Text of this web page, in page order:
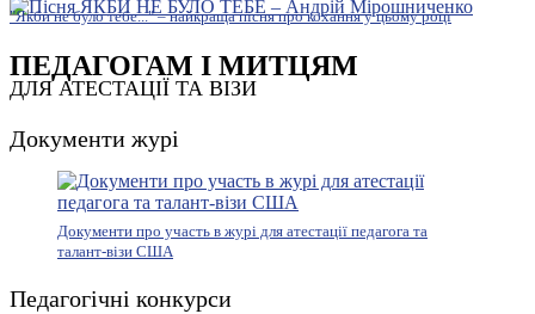
"Якби не було тебе..." – найкраща пісня про кохання у цьому році
ПЕДАГОГАМ І МИТЦЯМ
ДЛЯ АТЕСТАЦІЇ ТА ВІЗИ
Документи журі
Документи про участь в журі для атестації педагога та
талант-візи США
Педагогічні конкурси